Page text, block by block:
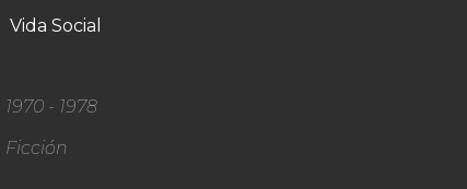
Vida Social
1970 - 1978
Ficción